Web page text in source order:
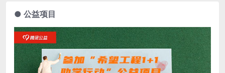
● 公益项目